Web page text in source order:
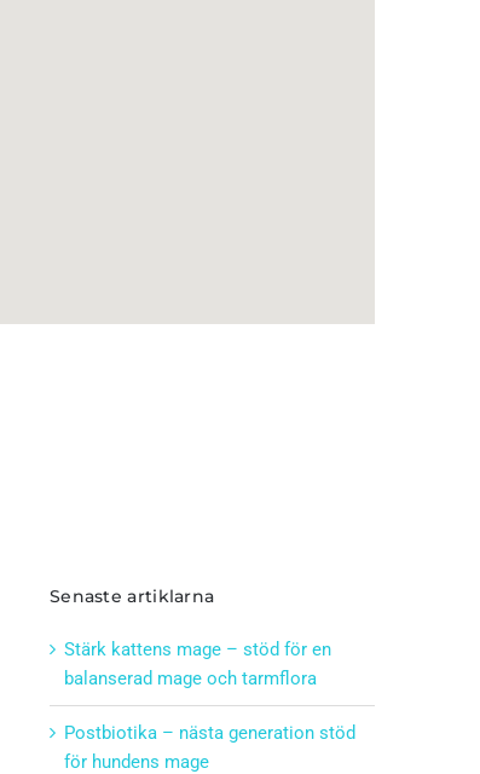
Senaste artiklarna
Stärk kattens mage – stöd för en
balanserad mage och tarmflora
Postbiotika – nästa generation stöd
för hundens mage